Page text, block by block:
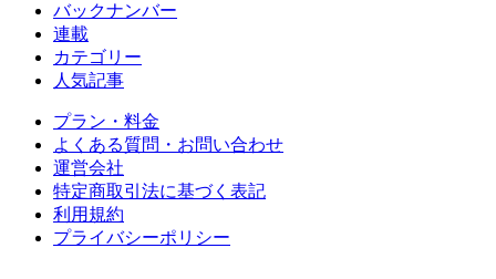
バックナンバー
連載
カテゴリー
人気記事
プラン・料金
よくある質問・お問い合わせ
運営会社
特定商取引法に基づく表記
利用規約
プライバシーポリシー